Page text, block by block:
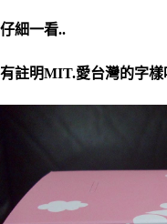
仔細一看..
有註明MIT.愛台灣的字